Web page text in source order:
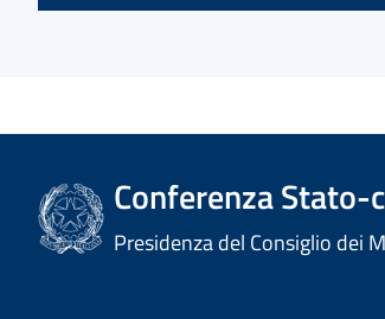
Conferenza
Presidenza del Consiglio dei